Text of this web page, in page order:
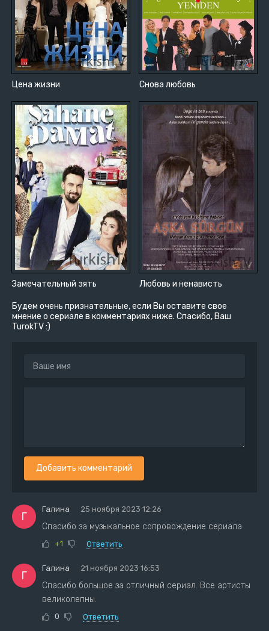
Цена жизни Снова любовь
Замечательный зять Любовь и ненависть
Будем очень признательные, если Вы оставите свое
мнение о сериале в комментариях ниже. Спасибо, Ваш
TurokTV :)
Добавить комментарий
Г
Галина 25 ноября 2023 12:26
Спасибо за музыкальное сопровождение сериала
+1 Ответить
Г
Галина 21 ноября 2023 16:53
Спасибо большое за отличный сериал. Все артисты
великолепны.
0 Ответить